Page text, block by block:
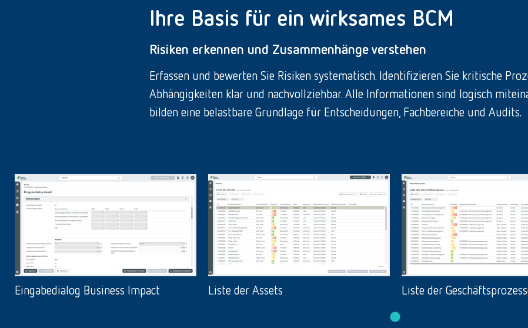
Ihre Basis für ein wirksames BCM
Risiken erkennen und Zusammenhänge verstehen
Erfassen und bewerten Sie Risiken systematisch. Identifizieren Sie kritische
Abhängigkeiten klar und nachvollziehbar. Alle Informationen sind logisch
bilden eine belastbare Grundlage für Entscheidungen, Fachbereiche und Audits.
Eingabedialog Business Impact Liste der Assets Liste der